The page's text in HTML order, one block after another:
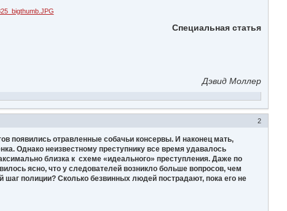
Специальная статья
Дэвид Моллер
2
появились отравленные собачьи консервы. И наконец мать,
Однако неизвестному преступнику все время удавалось
близка к схеме «идеального» преступления. Даже по
ясно, что у следователей возникло больше вопросов, чем
полиции? Сколько безвинных людей пострадают, пока его не